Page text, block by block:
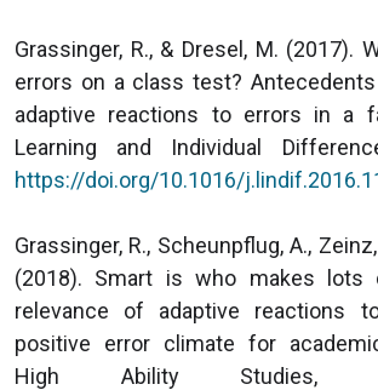
Grassinger, R., & Dresel, M. (2017).
errors on a class test?
adaptive reactions to errors in a
Learning and Individual
https://doi.org/10.1016/
Grassinger, R., Scheunpflug, A.,
(2018). Smart is who makes lots
relevance of adaptive reactions
positive error climate for
High Ability Studies,